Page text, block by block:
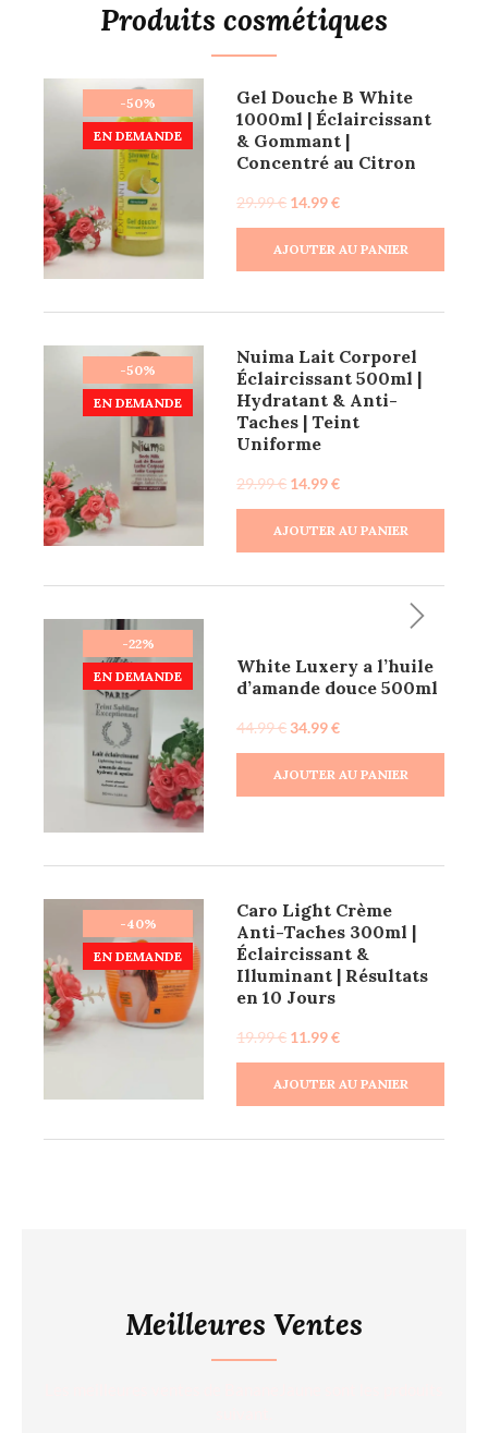
Produits cosmétiques
-50%
EN DEMANDE
Gel Douche B White
1000ml | Éclaircissant
& Gommant |
Concentré au Citron
29.99€ 14.99€
AJOUTER AU PANIER
-50%
EN DEMANDE
Nuima Lait Corporel
Éclaircissant 500ml |
Hydratant & Anti-
Taches | Teint
Uniforme
29.99€ 14.99€
AJOUTER AU PANIER
-22%
EN DEMANDE
White Luxery a l’huile
d’amande douce 500ml
44.99€ 34.99€
AJOUTER AU PANIER
-40%
EN DEMANDE
Caro Light Crème
Anti-Taches 300ml |
Éclaircissant &
Illuminant | Résultats
en 10 Jours
19.99€ 11.99€
AJOUTER AU PANIER
Meilleures Ventes